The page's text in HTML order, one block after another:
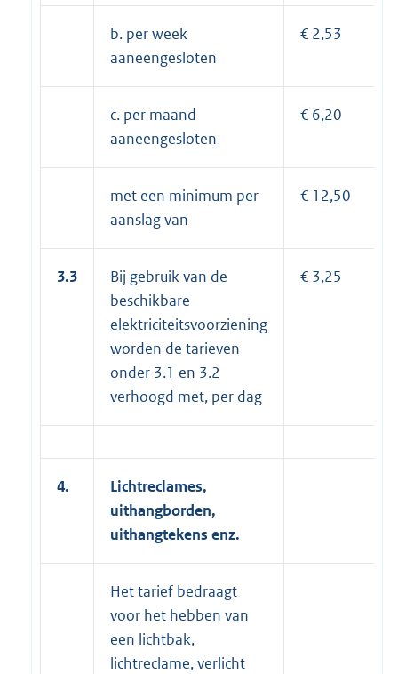
b. per week
aaneengesloten
€ 2,53
c. per maand
aaneengesloten
€ 6,20
met een minimum per
aanslag van
€ 12,50
3.3
Bij gebruik van de
beschikbare
elektriciteitsvoorziening
worden de tarieven
onder 3.1 en 3.2
verhoogd met, per dag
€ 3,25
4.
Lichtreclames,
uithangborden,
uithangtekens enz.
Het tarief bedraagt
voor het hebben van
een lichtbak,
lichtreclame, verlicht